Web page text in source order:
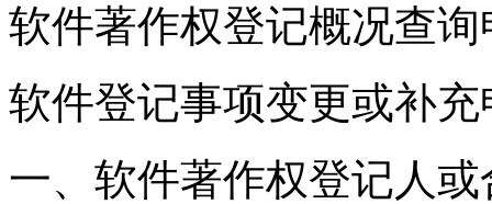
软件著作权登记概况查询
软件登记事项变更或补
一、软件著作权登记人